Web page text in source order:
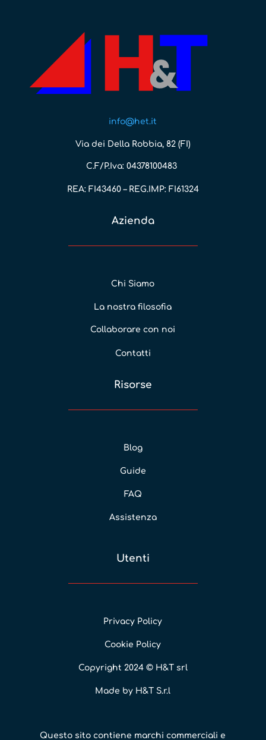
info@het.it
Via dei Della Robbia, 82 (FI)
C.F/P.Iva: 04378100483
REA: FI43460 – REG.IMP: FI61324
Azienda
Chi Siamo
La nostra filosofia
Collaborare con noi
Contatti
Risorse
Blog
Guide
FAQ
Assistenza
Utenti
Privacy Policy
Cookie Policy
Copyright 2024 © H&T srl
Made by H&T S.r.l
Questo sito contiene marchi commerciali e